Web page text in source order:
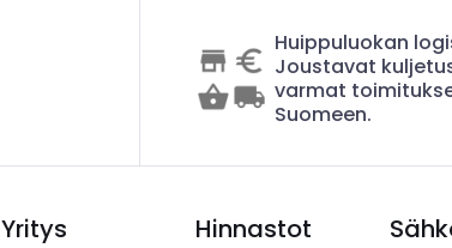
Huippuluokan
Joustavat
varmat
Suomeen.
Yritys Hinnastot